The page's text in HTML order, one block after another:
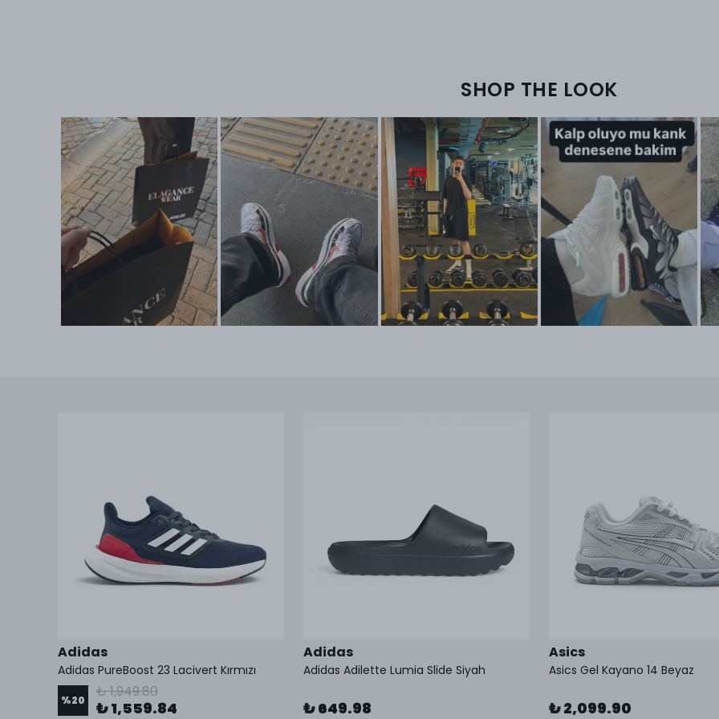
SHOP THE LOOK
Adidas
Adidas PureBoost 23 Lacivert Kırmızı
%20 ₺ 1,949.80
₺ 1,559.84
Adidas
Adidas Adilette Lumia Slide Siyah
₺ 649.98
Asics
Asics Gel Kayano 14 Beyaz
₺ 2,099.90